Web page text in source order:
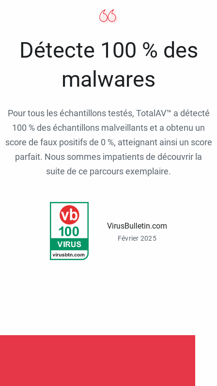
Détecte 100 % des
malwares
Pour tous les échantillons testés, TotalAV™ a détecté
100 % des échantillons malveillants et a obtenu un
score de faux positifs de 0 %, atteignant ainsi un score
parfait. Nous sommes impatients de découvrir la
suite de ce parcours exemplaire.
VirusBulletin.com
Février 2025